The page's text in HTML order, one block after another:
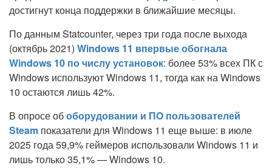
достигнут конца поддержки в ближайшие месяцы.
По данным Statcounter, через три года после выхода
(октябрь 2021) Windows 11 впервые обогнала
Windows 10 по числу установок: более 53% всех ПК с
Windows используют Windows 11, тогда как на Windows
10 остаются лишь 42%.
В опросе обоборудовании и ПО пользователей
Steam показатели для Windows 11 еще выше: в июле
2025 года 59,9% геймеров использовали Windows 11 и
лишь только 35,1% — Windows 10.